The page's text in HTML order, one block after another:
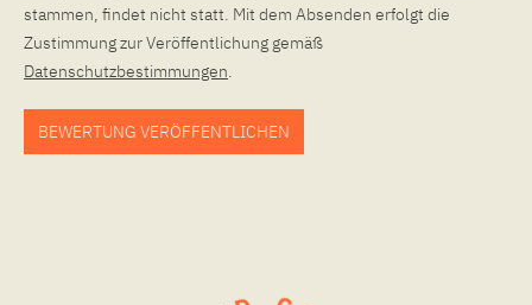
stammen, findet nicht statt. Mit dem Absenden erfolgt die
Zustimmung zur Veröffentlichung gemäß
Datenschutzbestimmungen.
BEWERTUNG VERÖFFENTLICHEN